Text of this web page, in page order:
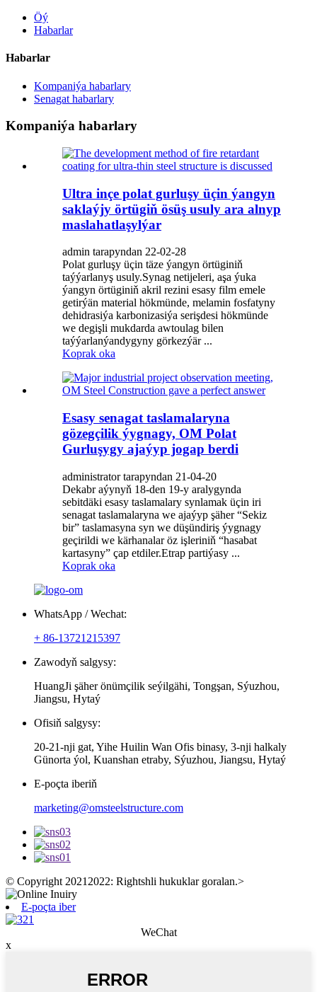
Öý
Habarlar
Habarlar
Kompaniýa habarlary
Senagat habarlary
Kompaniýa habarlary
Ultra inçe polat gurluşy üçin ýangyn
saklaýjy örtügiň ösüş usuly ara alnyp
maslahatlaşylýar
admin tarapyndan 22-02-28
Polat gurluşy üçin täze ýangyn örtüginiň
taýýarlanyş usuly.Synag netijeleri, aşa ýuka
ýangyn örtüginiň akril rezini esasy film emele
getirýän material hökmünde, melamin fosfatyny
dehidrasiýa karbonizasiýa serişdesi hökmünde
we degişli mukdarda awtoulag bilen
taýýarlanýandygyny görkezýär ...
Koprak oka
Esasy senagat taslamalaryna
gözegçilik ýygnagy, OM Polat
Gurluşygy ajaýyp jogap berdi
administrator tarapyndan 21-04-20
Dekabr aýynyň 18-den 19-y aralygynda
sebitdäki esasy taslamalary synlamak üçin iri
senagat taslamalaryna we ajaýyp şäher “Sekiz
bir” taslamasyna syn we düşündiriş ýygnagy
geçirildi we kärhanalar öz işleriniň “hasabat
kartasyny” çap etdiler.Etrap partiýasy ...
Koprak oka
WhatsApp / Wechat:
+ 86-13721215397
Zawodyň salgysy:
HuangJi şäher önümçilik seýilgähi, Tongşan, Sýuzhou,
Jiangsu, Hytaý
Ofisiň salgysy:
20-21-nji gat, Yihe Huilin Wan Ofis binasy, 3-nji halkaly
Günorta ýol, Kuanshan etraby, Sýuzhou, Jiangsu, Hytaý
E-poçta iberiň
marketing@omsteelstructure.com
© Copyright 20212022: Rightshli hukuklar goralan.>
E-poçta iber
WeChat
x